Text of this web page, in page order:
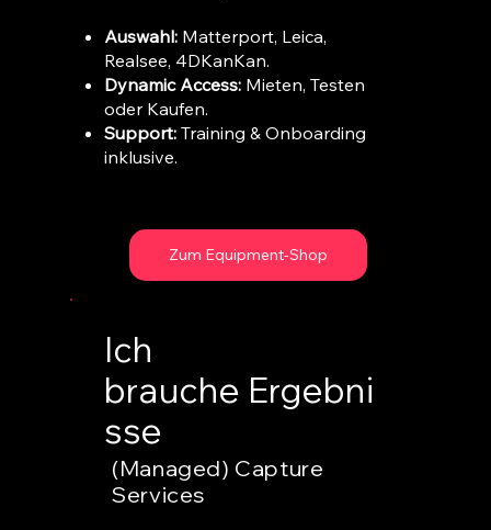
Auswahl: Matterport, Leica,
Realsee, 4DKanKan.
Dynamic Access:Mieten, Testen
oder Kaufen.
Support: Training & Onboarding
inklusive.
Zum Equipment-Shop
Ich
brauche Ergebni
sse
(Managed) Capture
Services